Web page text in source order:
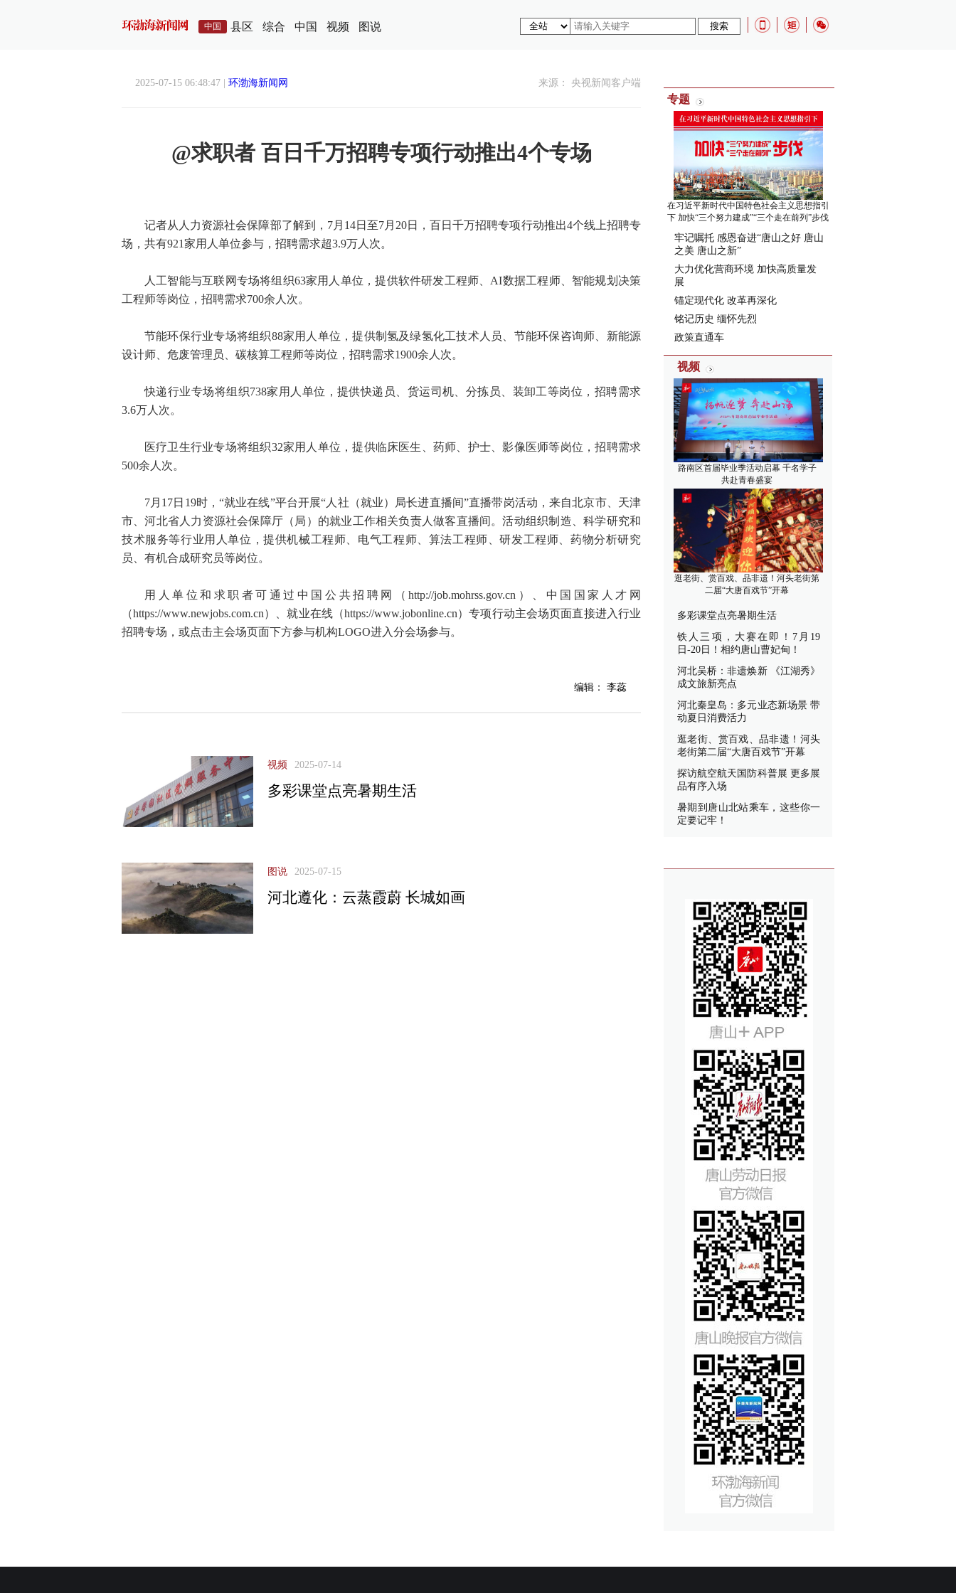
中国 县区 综合 中国 视频 图说
2025-07-15 06:48:47 | 环渤海新闻网 来源： 央视新闻客户端
@求职者 百日千万招聘专项行动推出4个专场
记者从人力资源社会保障部了解到，7月14日至7月20日，百日千万招聘专项行动推出4个线上招聘专
场，共有921家用人单位参与，招聘需求超3.9万人次。
人工智能与互联网专场将组织63家用人单位，提供软件研发工程师、AI数据工程师、智能规划决策
工程师等岗位，招聘需求700余人次。
节能环保行业专场将组织88家用人单位，提供制氢及绿氢化工技术人员、节能环保咨询师、新能源
设计师、危废管理员、碳核算工程师等岗位，招聘需求1900余人次。
快递行业专场将组织738家用人单位，提供快递员、货运司机、分拣员、装卸工等岗位，招聘需求
3.6万人次。
医疗卫生行业专场将组织32家用人单位，提供临床医生、药师、护士、影像医师等岗位，招聘需求
500余人次。
7月17日19时，“就业在线”平台开展“人社（就业）局长进直播间”直播带岗活动，来自北京市、天津
市、河北省人力资源社会保障厅（局）的就业工作相关负责人做客直播间。活动组织制造、科学研究和
技术服务等行业用人单位，提供机械工程师、电气工程师、算法工程师、研发工程师、药物分析研究
员、有机合成研究员等岗位。
用人单位和求职者可通过中国公共招聘网（http://job.mohrss.gov.cn）、中国国家人才网
（https://www.newjobs.com.cn）、就业在线（https://www.jobonline.cn）专项行动主会场页面直接进入行业
招聘专场，或点击主会场页面下方参与机构LOGO进入分会场参与。
编辑： 李蕊
视频 2025-07-14
多彩课堂点亮暑期生活
图说 2025-07-15
河北遵化：云蒸霞蔚 长城如画
专题
在习近平新时代中国特色社会主义思想指引
下 加快“三个努力建成”“三个走在前列”步伐
牢记嘱托 感恩奋进“唐山之好 唐山
之美 唐山之新”
大力优化营商环境 加快高质量发
展
锚定现代化 改革再深化
铭记历史 缅怀先烈
政策直通车
视频
路南区首届毕业季活动启幕 千名学子
共赴青春盛宴
逛老街、赏百戏、品非遗！河头老街第
二届“大唐百戏节”开幕
多彩课堂点亮暑期生活
铁人三项，大赛在即！7月19
日-20日！相约唐山曹妃甸！
河北吴桥：非遗焕新 《江湖秀》
成文旅新亮点
河北秦皇岛：多元业态新场景 带
动夏日消费活力
逛老街、赏百戏、品非遗！河头
老街第二届“大唐百戏节”开幕
探访航空航天国防科普展 更多展
品有序入场
暑期到唐山北站乘车，这些你一
定要记牢！